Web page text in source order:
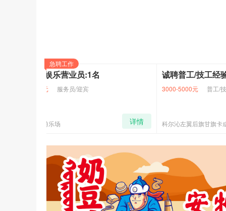
五、业务咨询电话
税务部门业务咨询电话：0475-
医保窗口业务咨询电话： 0475-2371329
急聘工作
诚聘普工/技工经验不限
3000-5000元
详情
科尔沁左翼后旗甘旗卡成新集装箱制造厂
诚聘
2000-
洗脸熊